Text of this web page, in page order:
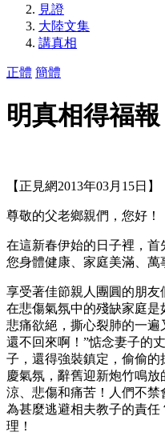
見證
大陸文集
講真相
正體 簡體
明真相得福
【正見網2013年03月15日】
尊敬的父老鄉親們，您好！
在這新春伊始的日子裡，
您身體健康、家庭美滿、萬
享受著佳節親人團圓的朋
在悲傷氣氛中的殘缺家庭
悲痛欲絕，撕心裂肺的一遍
還不回來啊！”惦念妻子的
子，還得強裝鎮定，偷偷
慶氣氛，辭舊迎新炮竹鳴
涼、悲傷和痛苦！人們不
為甚麼逃避相夫教子的責
理！